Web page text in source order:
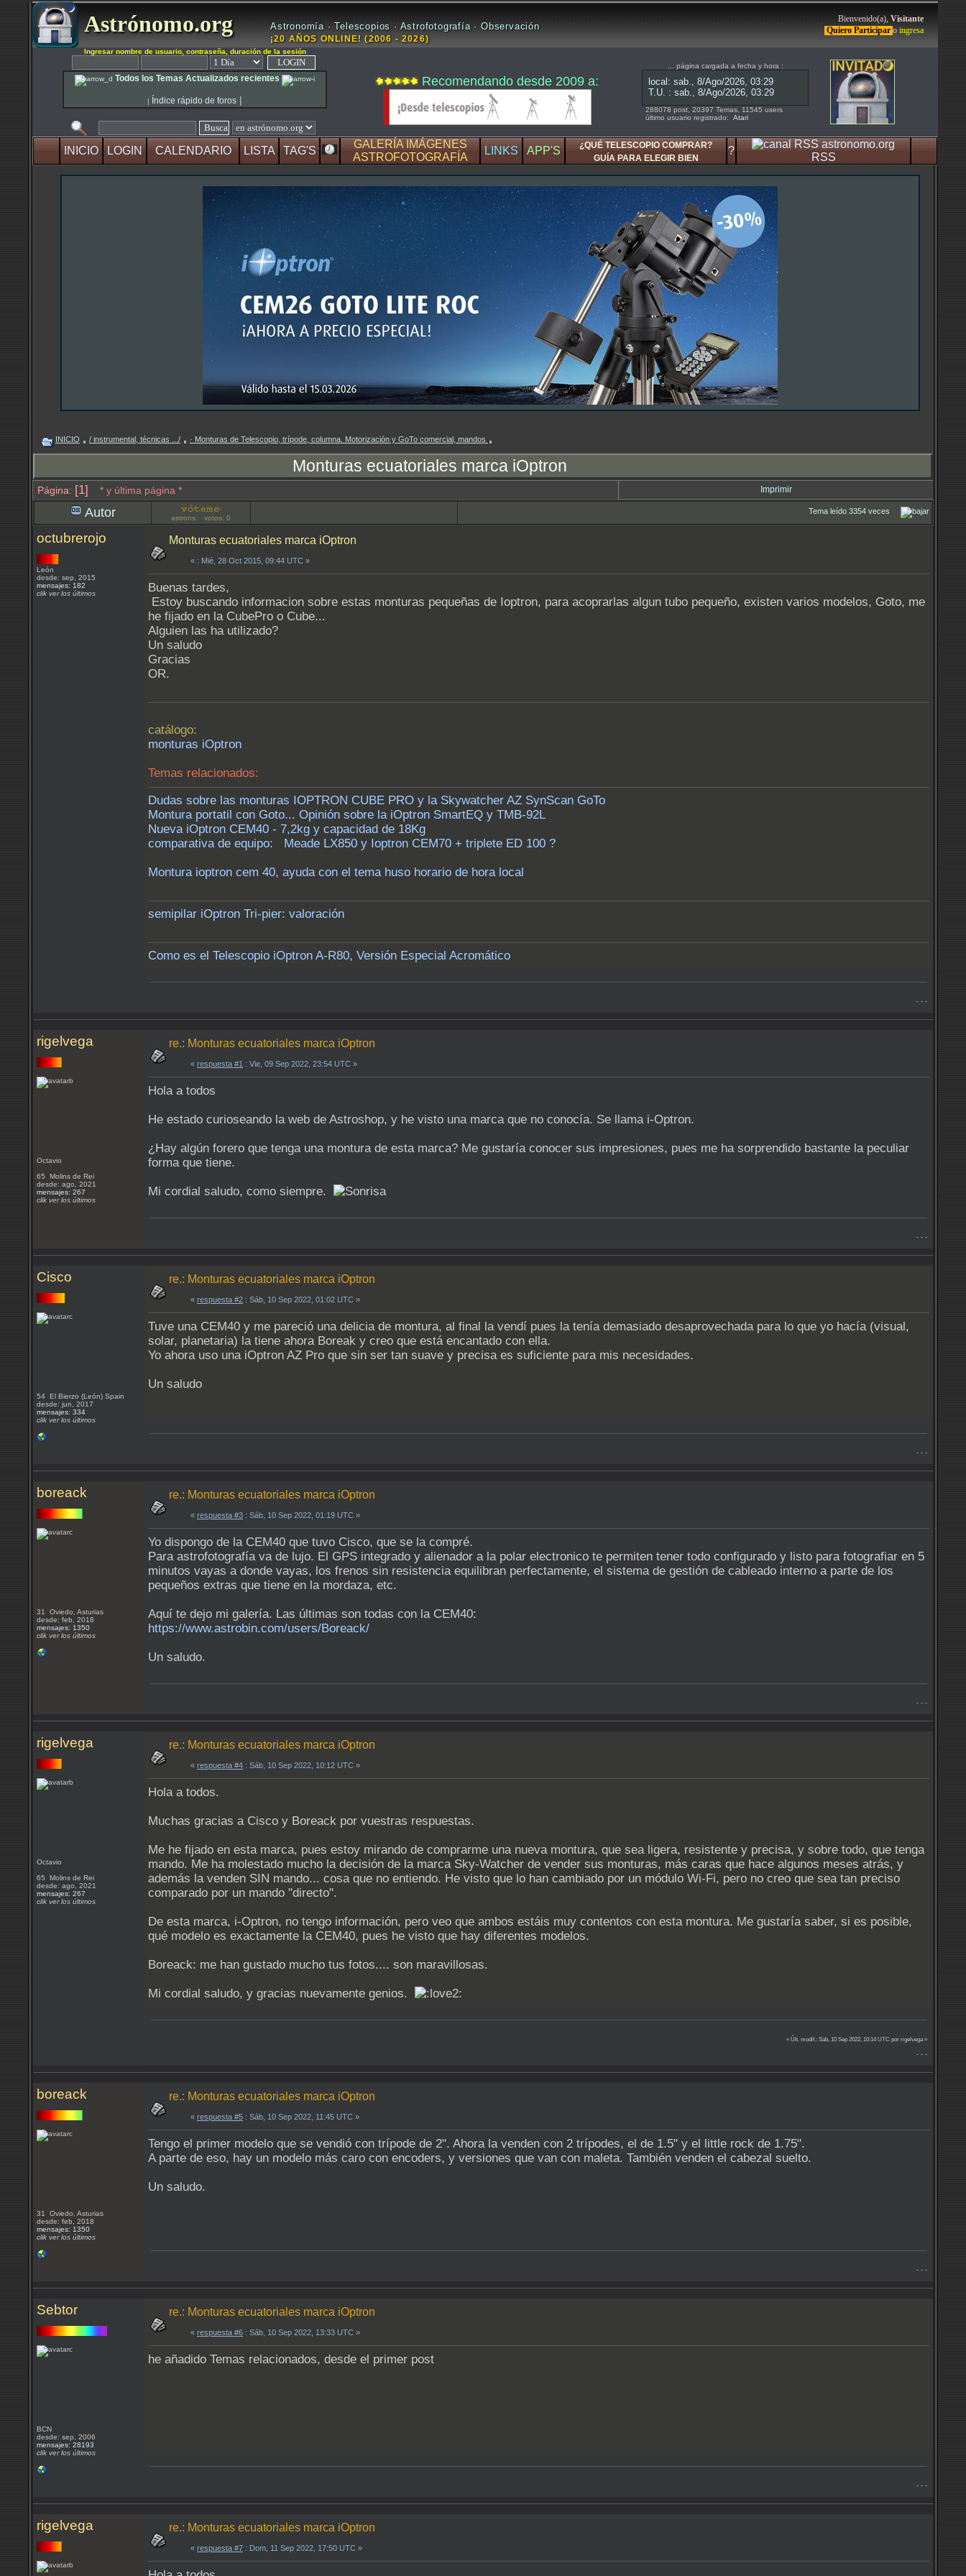
Astrónomo.org Astronomía · Telescopios · Astrofotografía · Observación
¡20 AÑOS ONLINE! (2006 - 2026)
Bienvenido(a), Visitante
Quiero Participar o ingresa
Ingresar nombre de usuario, contraseña, duración de la sesión
Todos los Temas Actualizados recientes
| Índice rápido de foros |
Recomendando desde 2009 a:
... página cargada a fecha y hora :
288078 post, 20397 Temas, 11545 users
último usuario registrado: Atari
INICIO LOGIN CALENDARIO LISTA TAG'S
GALERÍA IMÁGENES
ASTROFOTOGRAFÍA
LINKS APP'S
¿QUÉ TELESCOPIO COMPRAR?
GUÍA PARA ELEGIR BIEN
?
RSS
INICIO / instrumental, técnicas .../ · Monturas de Telescopio, trípode, columna. Motorización y GoTo comercial, mandos
Monturas ecuatoriales marca iOptron
Página: [1] * y última página * Imprimir
Autor astrons: votos: 0
Tema leído 3354 veces
octubrerojo
León
desde: sep, 2015
mensajes: 182
clik ver los últimos
Monturas ecuatoriales marca iOptron
« : Mié, 28 Oct 2015, 09:44 UTC »
Buenas tardes,
Estoy buscando informacion sobre estas monturas pequeñas de Ioptron, para acoprarlas algun tubo pequeño, existen varios modelos, Goto, me
he fijado en la CubePro o Cube...
Alguien las ha utilizado?
Un saludo
Gracias
OR.
catálogo:
monturas iOptron
Temas relacionados:
Dudas sobre las monturas IOPTRON CUBE PRO y la Skywatcher AZ SynScan GoTo
Montura portatil con Goto... Opinión sobre la iOptron SmartEQ y TMB-92L
Nueva iOptron CEM40 - 7,2kg y capacidad de 18Kg
comparativa de equipo: Meade LX850 y Ioptron CEM70 + triplete ED 100 ?
Montura ioptron cem 40, ayuda con el tema huso horario de hora local
semipilar iOptron Tri-pier: valoración
Como es el Telescopio iOptron A-R80, Versión Especial Acromático
- - -
rigelvega
Octavio
65 Molins de Rei
desde: ago, 2021
mensajes: 267
clik ver los últimos
re.: Monturas ecuatoriales marca iOptron
« respuesta #1 : Vie, 09 Sep 2022, 23:54 UTC »
Hola a todos
He estado curioseando la web de Astroshop, y he visto una marca que no conocía. Se llama i-Optron.
¿Hay algún forero que tenga una montura de esta marca? Me gustaría conocer sus impresiones, pues me ha sorprendido bastante la peculiar
forma que tiene.
Mi cordial saludo, como siempre.
- - -
Cisco
54 El Bierzo (León) Spain
desde: jun, 2017
mensajes: 334
clik ver los últimos
re.: Monturas ecuatoriales marca iOptron
« respuesta #2 : Sáb, 10 Sep 2022, 01:02 UTC »
Tuve una CEM40 y me pareció una delicia de montura, al final la vendí pues la tenía demasiado desaprovechada para lo que yo hacía (visual,
solar, planetaria) la tiene ahora Boreak y creo que está encantado con ella.
Yo ahora uso una iOptron AZ Pro que sin ser tan suave y precisa es suficiente para mis necesidades.
Un saludo
- - -
boreack
31 Oviedo, Asturias
desde: feb, 2018
mensajes: 1350
clik ver los últimos
re.: Monturas ecuatoriales marca iOptron
« respuesta #3 : Sáb, 10 Sep 2022, 01:19 UTC »
Yo dispongo de la CEM40 que tuvo Cisco, que se la compré.
Para astrofotografía va de lujo. El GPS integrado y alienador a la polar electronico te permiten tener todo configurado y listo para fotografiar en 5
minutos vayas a donde vayas, los frenos sin resistencia equilibran perfectamente, el sistema de gestión de cableado interno a parte de los
pequeños extras que tiene en la mordaza, etc.
Aquí te dejo mi galería. Las últimas son todas con la CEM40:
https://www.astrobin.com/users/Boreack/
Un saludo.
- - -
rigelvega
Octavio
65 Molins de Rei
desde: ago, 2021
mensajes: 267
clik ver los últimos
re.: Monturas ecuatoriales marca iOptron
« respuesta #4 : Sáb, 10 Sep 2022, 10:12 UTC »
Hola a todos.
Muchas gracias a Cisco y Boreack por vuestras respuestas.
Me he fijado en esta marca, pues estoy mirando de comprarme una nueva montura, que sea ligera, resistente y precisa, y sobre todo, que tenga
mando. Me ha molestado mucho la decisión de la marca Sky-Watcher de vender sus monturas, más caras que hace algunos meses atrás, y
además la venden SIN mando... cosa que no entiendo. He visto que lo han cambiado por un módulo Wi-Fi, pero no creo que sea tan preciso
comparado por un mando "directo".
De esta marca, i-Optron, no tengo información, pero veo que ambos estáis muy contentos con esta montura. Me gustaría saber, si es posible,
qué modelo es exactamente la CEM40, pues he visto que hay diferentes modelos.
Boreack: me han gustado mucho tus fotos.... son maravillosas.
Mi cordial saludo, y gracias nuevamente genios.
« Últ. modif.: Sáb, 10 Sep 2022, 10:14 UTC por rigelvega »
- - -
boreack
31 Oviedo, Asturias
desde: feb, 2018
mensajes: 1350
clik ver los últimos
re.: Monturas ecuatoriales marca iOptron
« respuesta #5 : Sáb, 10 Sep 2022, 11:45 UTC »
Tengo el primer modelo que se vendió con trípode de 2". Ahora la venden con 2 trípodes, el de 1.5" y el little rock de 1.75".
A parte de eso, hay un modelo más caro con encoders, y versiones que van con maleta. También venden el cabezal suelto.
Un saludo.
- - -
Sebtor
BCN
desde: sep, 2006
mensajes: 28193
clik ver los últimos
re.: Monturas ecuatoriales marca iOptron
« respuesta #6 : Sáb, 10 Sep 2022, 13:33 UTC »
he añadido Temas relacionados, desde el primer post
- - -
rigelvega re.: Monturas ecuatoriales marca iOptron
« respuesta #7 : Dom, 11 Sep 2022, 17:50 UTC »